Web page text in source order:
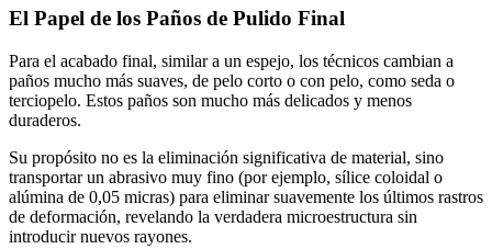
El Papel de los Paños de Pulido Final
Para el acabado final, similar a un espejo, los técnicos cambian a
paños mucho más suaves, de pelo corto o con pelo, como seda o
terciopelo. Estos paños son mucho más delicados y menos
duraderos.
Su propósito no es la eliminación significativa de material, sino
transportar un abrasivo muy fino (por ejemplo, sílice coloidal o
alúmina de 0,05 micras) para eliminar suavemente los últimos rastros
de deformación, revelando la verdadera microestructura sin
introducir nuevos rayones.